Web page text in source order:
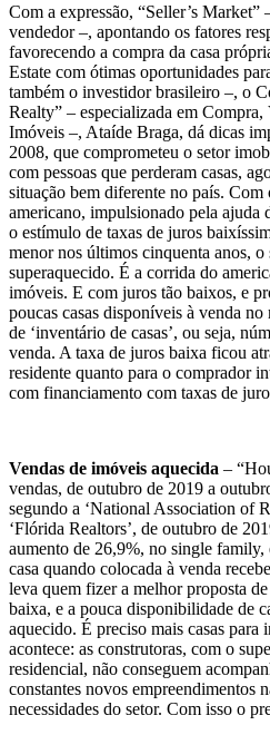
Com a expressão, “Seller’s Market”
vendedor –, apontando os fatores
favorecendo a compra da casa
Estate com ótimas oportunidades
também o investidor brasileiro –, o
Realty” – especializada em
Imóveis –, Ataíde Braga, dá dicas
2008, que comprometeu o setor
com pessoas que perderam casas,
situação bem diferente no país.
americano, impulsionado pela ajuda
o estímulo de taxas de juros
menor nos últimos cinquenta anos,
superaquecido. É a corrida do
imóveis. E com juros tão baixos, e
poucas casas disponíveis à venda
de ‘inventário de casas’, ou seja,
venda. A taxa de juros baixa ficou
residente quanto para o comprador
com financiamento com taxas de
Vendas de imóveis aquecida –
vendas, de outubro de 2019 a
segundo a ‘National Association of
‘Flórida Realtors’, de outubro de
aumento de 26,9%, no single
casa quando colocada à venda
leva quem fizer a melhor proposta
baixa, e a pouca disponibilidade de
aquecido. É preciso mais casas
acontece: as construtoras, com o
residencial, não conseguem
constantes novos empreendimentos
necessidades do setor. Com isso o